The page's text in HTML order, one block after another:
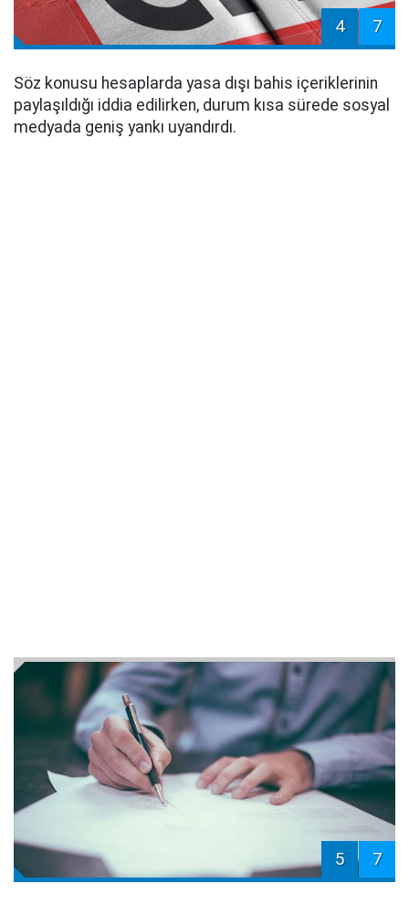
4 7
Söz konusu hesaplarda yasa dışı bahis içeriklerinin
paylaşıldığı iddia edilirken, durum kısa sürede sosyal
medyada geniş yankı uyandırdı.
5 7